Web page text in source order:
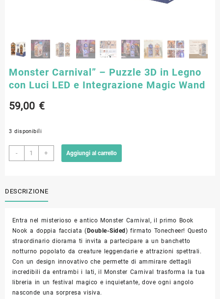
Monster Carnival” – Puzzle 3D in Legno
con Luci LED e Integrazione Magic Wand
59,00 €
3 disponibili
-
Monster
Carnival"
3D
in
con
Luci
LED
e
Integrazione
Magic
Wand
quantità
+ Aggiungi al carrello
DESCRIZIONE
Entra nel misterioso e antico Monster Carnival, il primo Book
Nook a doppia facciata (Double-Sided) firmato Tonecheer! Questo
straordinario diorama ti invita a partecipare a un banchetto
notturno popolato da creature leggendarie e attrazioni spettrali.
Con un design innovativo che permette di ammirare dettagli
incredibili da entrambi i lati, il Monster Carnival trasforma la tua
libreria in un festival magico e inquietante, dove ogni angolo
nasconde una sorpresa visiva.